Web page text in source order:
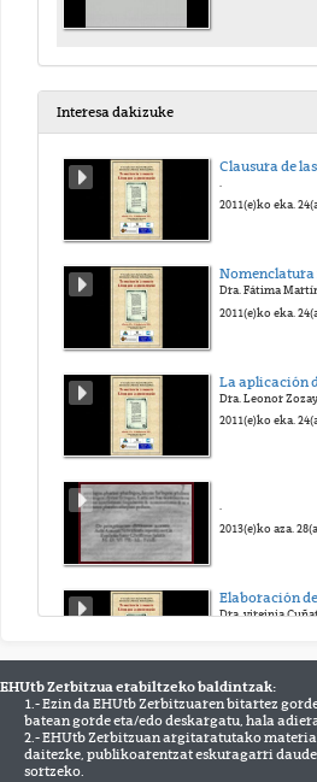
Interesa dakizuke
Clausura de
2011(e)ko eka.
2011(e)ko eka.
2011(e)ko eka.
.
2013(e)ko aza.
.
2015(e)ko urr.
EHUtb Zerbitzua erabiltzeko baldintzak:
1.- Ezin da EHUtb Zerbitzuaren bitartez
batean gorde eta/edo deskargatu, hala
2.- EHUtb Zerbitzuan argitaratutako
daitezke, publikoarentzat eskuragarri
sortzeko.